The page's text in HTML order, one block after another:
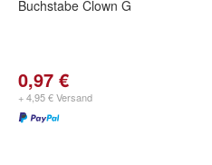
Buchstabe Clown G
0,97 €
+ 4,95 € Versand